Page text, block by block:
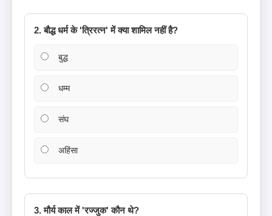
2. बौद्ध धर्म के 'त्रिरत्न' में क्या शामिल नहीं है?
बुद्ध
धम्म
संघ
अहिंसा
3. मौर्य काल में 'रज्जुक' कौन थे?